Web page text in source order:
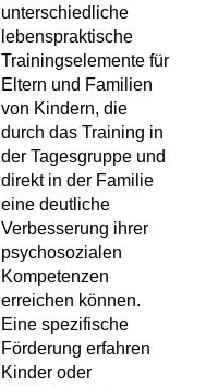
unterschiedliche
lebenspraktische
Trainingselemente für
Eltern und Familien
von Kindern, die
durch das Training in
der Tagesgruppe und
direkt in der Familie
eine deutliche
Verbesserung ihrer
psychosozialen
Kompetenzen
erreichen können.
Eine spezifische
Förderung erfahren
Kinder oder